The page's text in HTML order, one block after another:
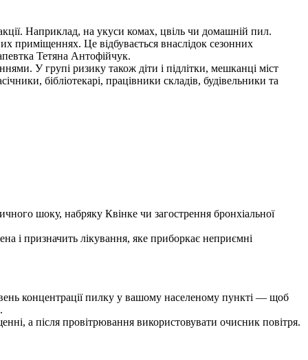
Наприклад, на укуси комах, цвіль чи домашній пил.
приміщеннях. Це відбувається внаслідок сезонних
Тетяна Антофійчук.
У групі ризику також діти і підлітки, мешканці міст
бібліотекарі, працівники складів, будівельники та
шоку, набряку Квінке чи загострення бронхіальної
і призначить лікування, яке приборкає неприємні
концентрації пилку у вашому населеному пункті — щоб
а після провітрювання використовувати очисник повітря.